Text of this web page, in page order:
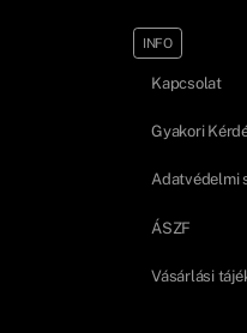
INFO
Kapcsolat
Gyakori
Adatvédelmi
ÁSZF
Vásárlási